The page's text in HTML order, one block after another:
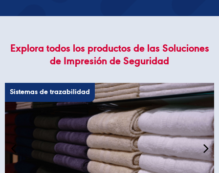
Explora todos los productos de las Soluciones
de Impresión de Seguridad
Sistemas de trazabilidad